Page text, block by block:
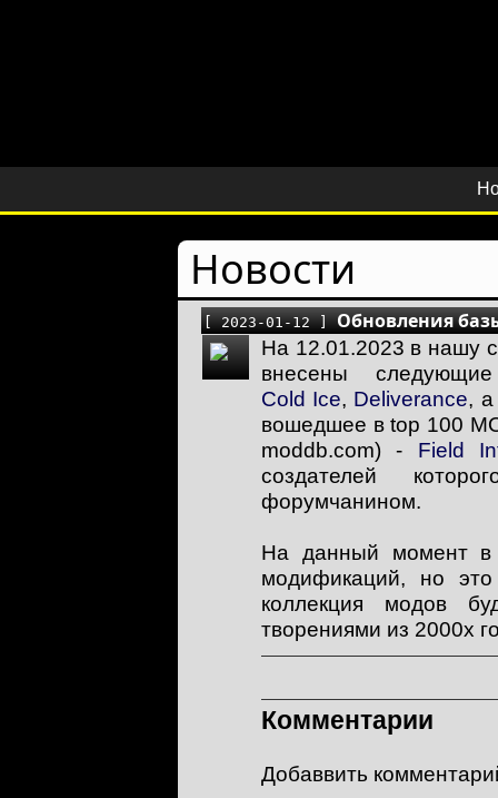
Новости
[ 2023-01-12 ]Обновления
На 12.01.2023 в нашу
внесены
Cold Ice, Deliverance, а
вошедшее в top 100
moddb.com) - Field
создателей
форумчанином.
На данный момент в
модификаций, но
коллекция модов
творениями из 2000х
Комментарии
Добаввить